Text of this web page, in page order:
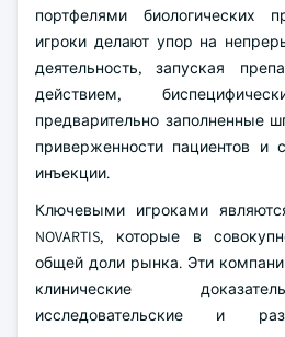
портфелями биологических
игроки делают упор на
деятельность, запуская
действием,
предварительно заполненные
приверженности пациентов и
инъекции.
Ключевыми игроками являются
NOVARTIS, которые в
общей доли рынка. Эти
клинические
исследовательские и